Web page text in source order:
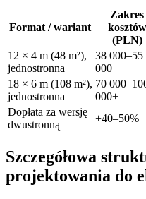
Format / wariant
Zakres
kosztów
(PLN)
12 × 4 m (48 m²),
jednostronna
38 000–55
000
18 × 6 m (108 m²),
jednostronna
70
000+
Dopłata za wersję
dwustronną
+40–50%
Szczegółowa
projektowania do